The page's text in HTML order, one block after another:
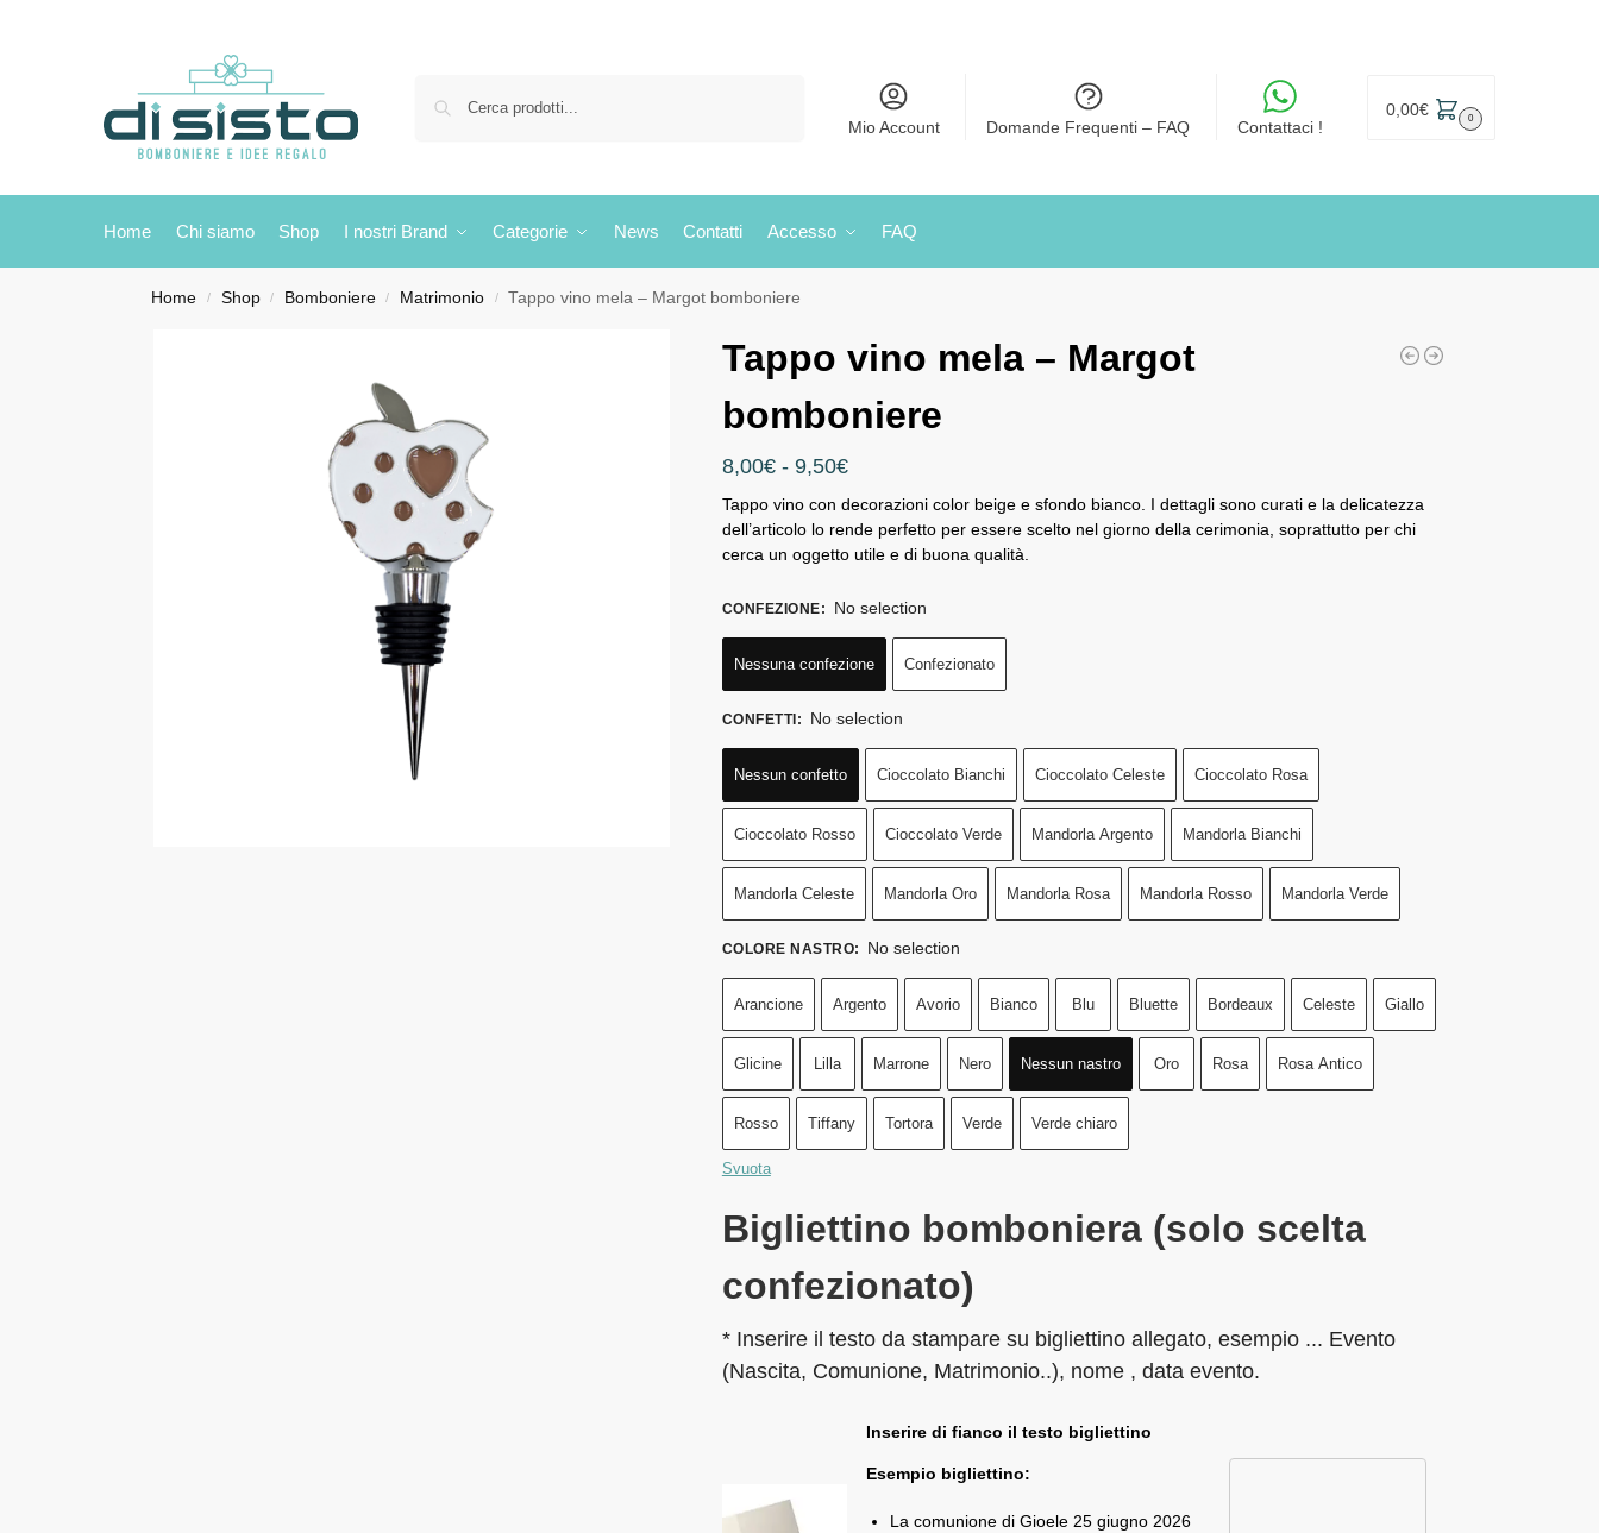
Mio Account Domande Frequenti – FAQ Contattaci !
0,00€ 0
Home Chi siamo Shop I nostri Brand Categorie News Contatti Accesso FAQ
Home / Shop / Bomboniere / Matrimonio / Tappo vino mela – Margot bomboniere
Tappo vino mela – Margot
bomboniere
8,00€ - 9,50€
Tappo vino con decorazioni color beige e sfondo bianco. I dettagli sono curati e la delicatezza
dell’articolo lo rende perfetto per essere scelto nel giorno della cerimonia, soprattutto per chi
cerca un oggetto utile e di buona qualità.
CONFEZIONE: No selection
Nessuna confezione Confezionato
CONFETTI: No selection
Nessun confetto Cioccolato Bianchi Cioccolato Celeste Cioccolato Rosa
Cioccolato Rosso Cioccolato Verde Mandorla Argento Mandorla Bianchi
Mandorla Celeste Mandorla Oro Mandorla Rosa Mandorla Rosso Mandorla Verde
COLORE NASTRO: No selection
Arancione Argento Avorio Bianco Blu Bluette Bordeaux Celeste Giallo
Glicine Lilla Marrone Nero Nessun nastro Oro Rosa Rosa Antico
Rosso Tiffany Tortora Verde Verde chiaro
Svuota
Bigliettino bomboniera (solo scelta
confezionato)
* Inserire il testo da stampare su bigliettino allegato, esempio ... Evento
(Nascita, Comunione, Matrimonio..), nome , data evento.
Inserire di fianco il testo bigliettino
Esempio bigliettino:
La comunione di Gioele 25 giugno 2026